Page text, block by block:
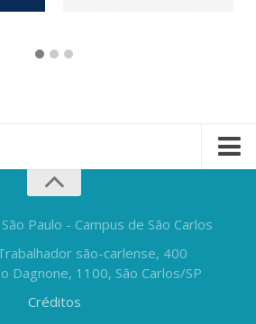
Paulo - Campus de São Carlos
são-carlense, 400
Dagnone, 1100, São Carlos/SP
Créditos